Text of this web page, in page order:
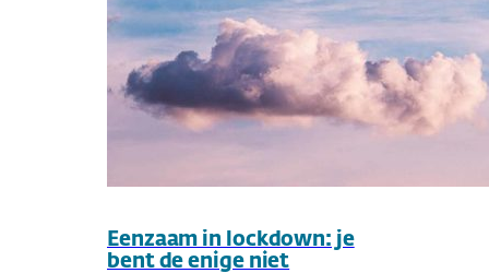
Eenzaam in lockdown: je
bent de enige niet